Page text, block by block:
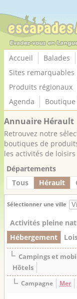
Accueil Balades
Sites remarquables
Produits régionaux
Agenda
Annuaire Hérault
Retrouvez notre
boutiques de
les activités de
Départements
Tous
Hérault
Sélectionner une ville
Activités pleine
Hébergement
Campings et
Hôtels
Campagne Mer